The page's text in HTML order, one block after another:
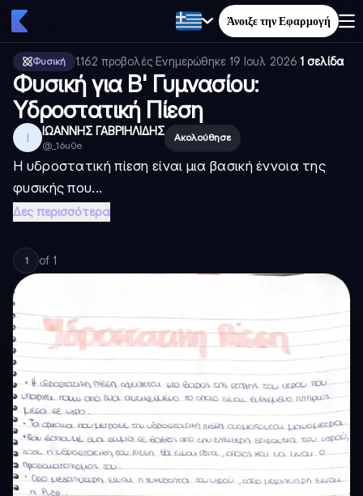
Άνοιξε την Εφαρμογή
Φυσική 1.162 προβολές·Ενημερώθηκε 19 Ιουλ 2026·1 σελίδα
Φυσική για Β' Γυμνασίου:
Υδροστατική Πίεση
Ι ΙΩΑΝΝΗΣ ΓΑΒΡΙΗΛΙΔΗΣ
@ _16u0e
Ακολούθησε
Η υδροστατική πίεση είναι μια βασική έννοια της
φυσικής που...
Δες περισσότερα
1 of 1